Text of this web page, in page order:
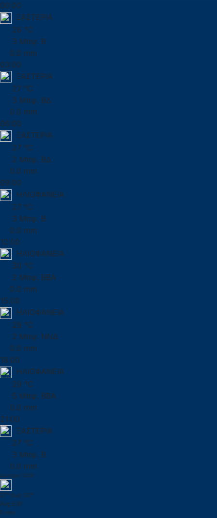
00:00
ΞΑΣΤΕΡΙΑ
26 °C
3 Μπφ. Β
0.0 mm
03:00
ΞΑΣΤΕΡΙΑ
27 °C
3 Μπφ. ΒΔ
0.0 mm
06:00
ΞΑΣΤΕΡΙΑ
27 °C
2 Μπφ. ΒΔ
0.0 mm
09:00
ΗΛΙΟΦΑΝΕΙΑ
27 °C
3 Μπφ. Β
0.0 mm
12:00
ΗΛΙΟΦΑΝΕΙΑ
30 °C
2 Μπφ. ΒΒΑ
0.0 mm
15:00
ΗΛΙΟΦΑΝΕΙΑ
29 °C
2 Μπφ. ΝΝΔ
0.0 mm
18:00
ΗΛΙΟΦΑΝΕΙΑ
29 °C
5 Μπφ. ΒΒΑ
0.0 mm
21:00
ΞΑΣΤΕΡΙΑ
27 °C
3 Μπφ. Β
0.0 mm
Δευτέρα 10/08
27° έως 30°
Avg 5 Bf
0 mm